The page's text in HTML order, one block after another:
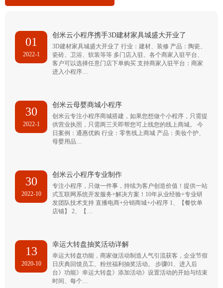
01
2022-1
创米云小程序携手3D建材家具城盛大开业了
3D建材家具城盛大开业了 行业：建材、装修 产品：陶瓷、
瓷砖、卫浴、软装等等 多门店入驻、各个商家入驻平台、
客户可以选择任意门店下单购买 支持商家入驻平台：商家
进入小程序…
30
2022-1
创米云母婴商城小程序
创米云专注小程序商城搭建，如果您想做个小程序，只需提
供营业执照，只需两三天即帮您可上线您的线上商城。 今
日案例：通惠优购 行业：零售线上商城 产品：美妆个护、
母婴用品…
30
2022-10
创米云小程序专业制作
专注小程序，只做一件事，持续为客户创造价值！提供一站
式互联网系统开发服务+解决方案！10年从业经验+专业研
发团队技术支持 直播电商+分销商城+小程序 1、【餐饮单
店铺】 2、【…
13
2020-10
幸运大转盘抽奖活动详解
幸运大转盘功能，商家做活动制造人气引流获客，企业节假
日庆典回馈员工、粉丝福利抽奖活动。 步骤01、进入后
台》功能》幸运大转盘》添加活动》设置活动的开始与结束
时间、每个…